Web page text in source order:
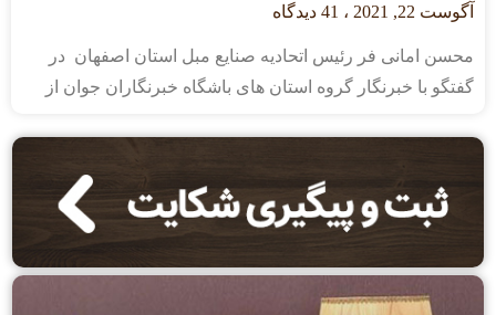
آگوست 22, 2021 41 دیدگاه
محسن امانی فر رئیس اتحادیه صنایع مبل استان اصفهان در
گفتگو با خبرنگار گروه استان های باشگاه خبرنگاران جوان از